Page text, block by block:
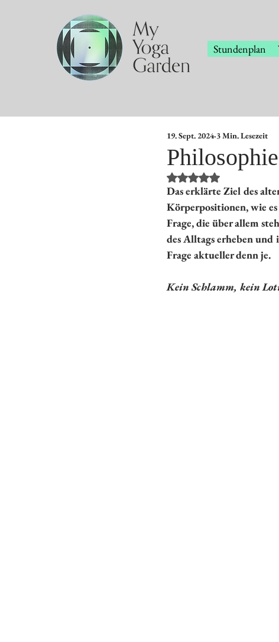
Stundenplan
19. Sept. 2024 3 Min. Lesezeit
Mit NaN von 5 Sternen
Das erklärte Ziel des
Körperpositionen, wie
Frage, die über allem
des Alltags erheben und
Frage aktueller denn je.
Kein Schlamm, kein